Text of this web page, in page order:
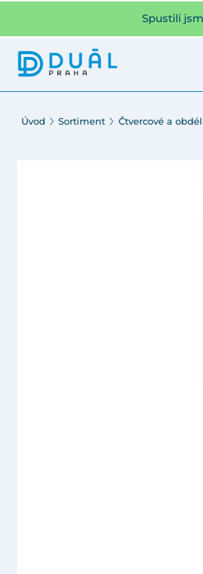
Spustili
Úvod Sortiment Čtvercové a